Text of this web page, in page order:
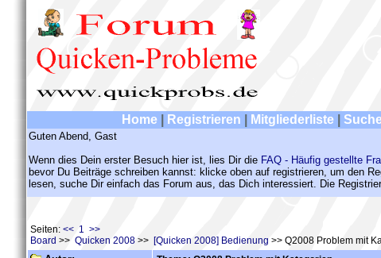
Home Registrieren Mitgliederliste
Guten Abend, Gast
Wenn dies Dein erster Besuch hier ist, lies Dir die FAQ - Häufig gestellte
bevor Du Beiträge schreiben kannst: klicke oben auf registrieren, um den
lesen, suche Dir einfach das Forum aus, das Dich interessiert. Die
Seiten: << 1 >>
Board >> Quicken 2008 >> [Quicken 2008] Bedienung >> Q2008 Problem mit